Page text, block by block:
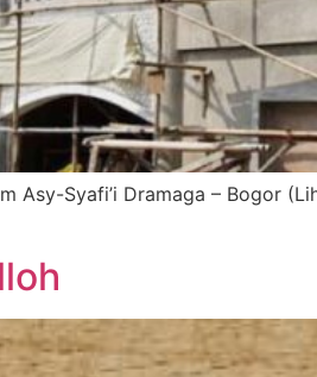
Asy-Syafi’i Dramaga – Bogor